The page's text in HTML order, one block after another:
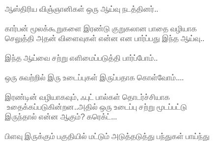
ஆஸ்திரிய விஞ்ஞானிகள் ஒரு ஆய்வு நடத்தினர்..
கார்பன் மூலக்கூறுகளை இரண்டு குறுகலான பாதை வழியாக
செலுத்தி அதன் விளைவுகள் என்ன என பார்ப்பது இந்த ஆய்வு..
இந்த ஆய்வை சற்று எளிமைப்படுத்தி பார்ப்போம்..
ஒரு சுவற்றில் இரு உடைப்புகள் இருப்பதாக கொள்வோம்....
இரண்டின் வழியாகவும், ஃபுட் பால்கள் தொடர்ச்சியாக
உதைக்கப்படுகின்றன..அதில் ஒரு உடைப்பு சற்று மூடப்பட்டு
இருந்தால் என்ன ஆகும்? கரெக்ட்...
பிளவு இருக்கும் பகுதியில் மட்டும் அடுத்தடுத்து பந்துகள் பாய்ந்து